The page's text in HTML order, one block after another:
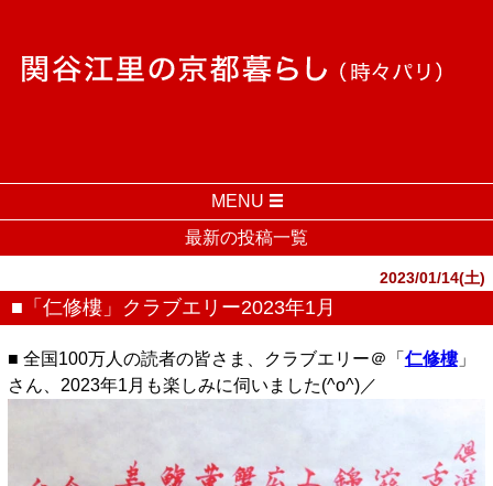
MENU
最新の投稿一覧
2023/01/14(土)
■「仁修樓」クラブエリー2023年1月
■ 全国100万人の読者の皆さま、クラブエリー＠「 仁修樓」
さん、2023年1月も楽しみに伺いました(^o^)／